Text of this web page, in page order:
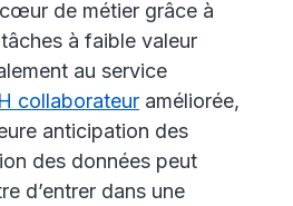
de métier grâce à
à faible valeur
au service
collaborateur améliorée,
anticipation des
des données peut
d’entrer dans une